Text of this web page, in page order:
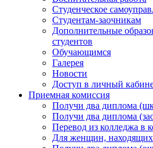
Студенческое
Студентам-заочникам
Дополнительные
студентов
Обучающимся
Галерея
Новости
Доступ в личный
Приемная комиссия
Получи два диплома
Получи два диплома
Перевод из колледжа в
Для женщин,